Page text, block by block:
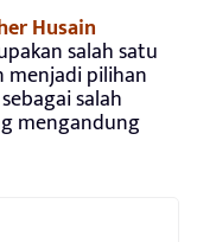
Husain
salah satu
pilihan
salah
mengandung